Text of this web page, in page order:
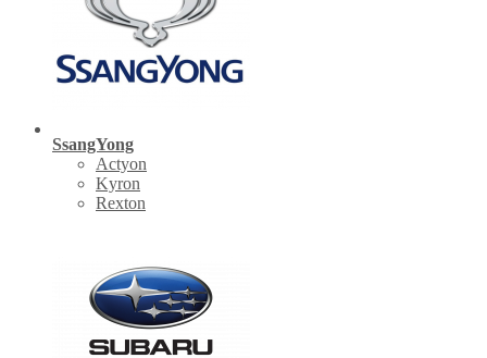
SsangYong
Actyon
Kyron
Rexton